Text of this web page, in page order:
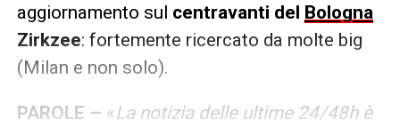
aggiornamento sul centravanti del Bologna
Zirkzee: fortemente ricercato da molte big
(Milan e non solo).
PAROLE – «La notizia delle ultime 24/48h è